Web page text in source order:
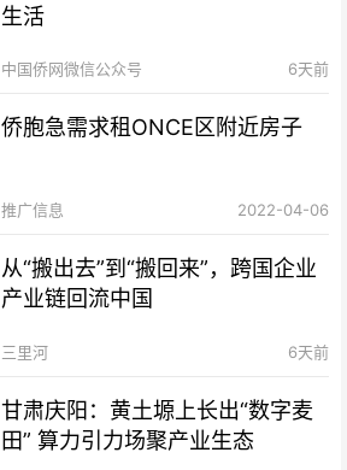
生活
中国侨网微信公众号 6天前
侨胞急需求租ONCE区附近房子
推广信息 2022-04-06
从“搬出去”到“搬回来”，跨国企业
产业链回流中国
三里河 6天前
甘肃庆阳：黄土塬上长出“数字麦
田” 算力引力场聚产业生态